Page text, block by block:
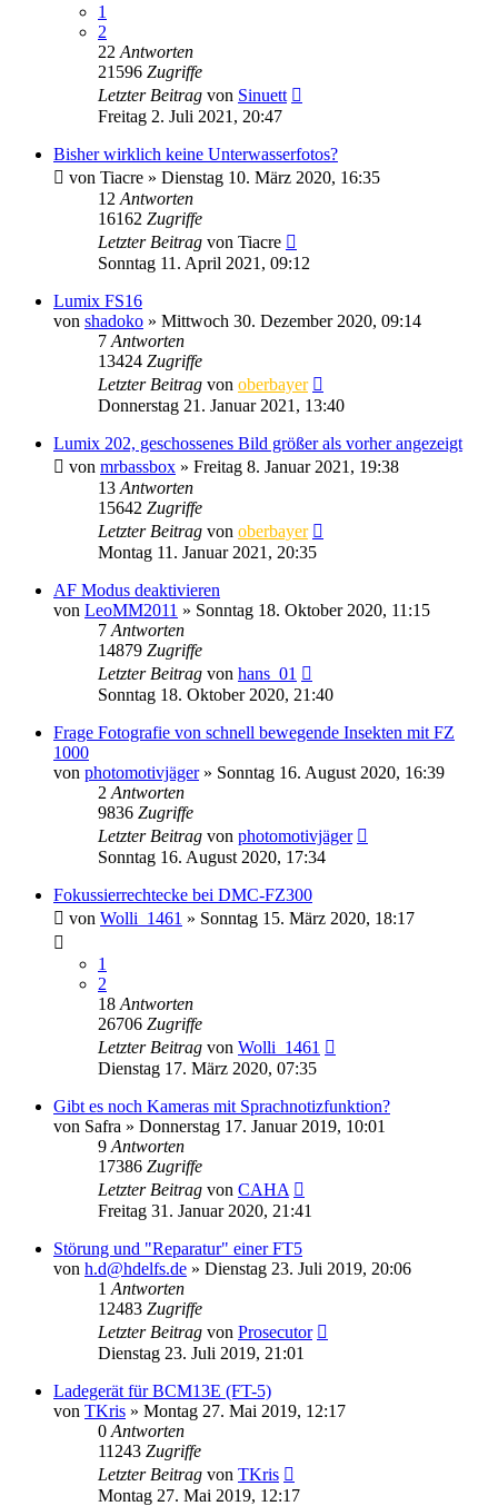
1
2
22 Antworten
21596 Zugriffe
Letzter Beitrag von Sinuett
Freitag 2. Juli 2021, 20:47
Bisher wirklich keine Unterwasserfotos?
von Tiacre » Dienstag 10. März 2020, 16:35
12 Antworten
16162 Zugriffe
Letzter Beitrag von Tiacre
Sonntag 11. April 2021, 09:12
Lumix FS16
von shadoko » Mittwoch 30. Dezember 2020, 09:14
7 Antworten
13424 Zugriffe
Letzter Beitrag von oberbayer
Donnerstag 21. Januar 2021, 13:40
Lumix 202, geschossenes Bild größer als vorher angezeigt
von mrbassbox » Freitag 8. Januar 2021, 19:38
13 Antworten
15642 Zugriffe
Letzter Beitrag von oberbayer
Montag 11. Januar 2021, 20:35
AF Modus deaktivieren
von LeoMM2011 » Sonntag 18. Oktober 2020, 11:15
7 Antworten
14879 Zugriffe
Letzter Beitrag von hans_01
Sonntag 18. Oktober 2020, 21:40
Frage Fotografie von schnell bewegende Insekten mit FZ
1000
von photomotivjäger» Sonntag 16. August 2020, 16:39
2 Antworten
9836 Zugriffe
Letzter Beitrag von photomotivjäger
Sonntag 16. August 2020, 17:34
Fokussierrechtecke bei DMC-FZ300
von Wolli_1461 » Sonntag 15. März 2020, 18:17
1
2
18 Antworten
26706 Zugriffe
Letzter Beitrag von Wolli_1461
Dienstag 17. März 2020, 07:35
Gibt es noch Kameras mit Sprachnotizfunktion?
von Safra » Donnerstag 17. Januar 2019, 10:01
9 Antworten
17386 Zugriffe
Letzter Beitrag von CAHA
Freitag 31. Januar 2020, 21:41
Störung und "Reparatur" einer FT5
von h.d@hdelfs.de » Dienstag 23. Juli 2019, 20:06
1 Antworten
12483 Zugriffe
Letzter Beitrag von Prosecutor
Dienstag 23. Juli 2019, 21:01
Ladegerät für BCM13E (FT-5)
von TKris » Montag 27. Mai 2019, 12:17
0 Antworten
11243 Zugriffe
Letzter Beitrag von TKris
Montag 27. Mai 2019, 12:17